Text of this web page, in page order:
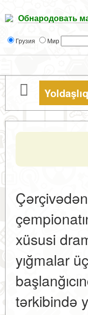
Обнародовать
Грузия Мир
xüsusi
yığmalar
tərkibində